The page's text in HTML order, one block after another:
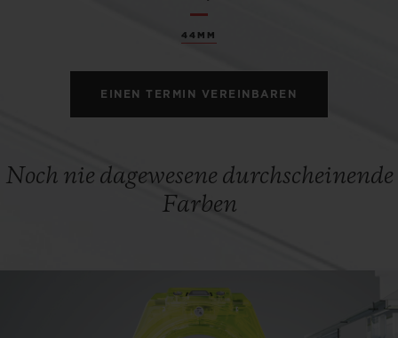
44MM
EINEN TERMIN VEREINBAREN
Noch nie dagewesene durchscheinende
Farben